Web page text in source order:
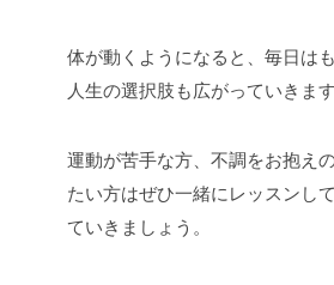
体が動くようになると、毎日は
人生の選択肢も広がっていきます
運動が苦手な方、不調をお抱え
たい方はぜひ一緒にレッスンし
ていきましょう。